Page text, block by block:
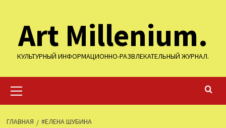
содержимому
Art Millenium.
КУЛЬТУРНЫЙ ИНФОРМАЦИОННО-РАЗВЛЕКАТЕЛЬНЫЙ ЖУРНАЛ.
меню
ГЛАВНАЯ #ЕЛЕНА ШУБИНА